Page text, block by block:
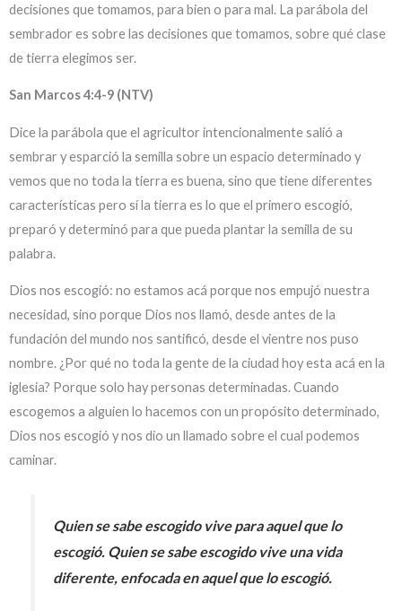
decisiones que tomamos, para bien o para mal. La parábola del
sembrador es sobre las decisiones que tomamos, sobre qué clase
de tierra elegimos ser.
San Marcos 4:4-9 (NTV)
Dice la parábola que el agricultor intencionalmente salió a
sembrar y esparció la semilla sobre un espacio determinado y
vemos que no toda la tierra es buena, sino que tiene diferentes
características pero sí la tierra es lo que el primero escogió,
preparó y determinó para que pueda plantar la semilla de su
palabra.
Dios nos escogió: no estamos acá porque nos empujó nuestra
necesidad, sino porque Dios nos llamó, desde antes de la
fundación del mundo nos santificó, desde el vientre nos puso
nombre. ¿Por qué no toda la gente de la ciudad hoy esta acá en la
iglesia? Porque solo hay personas determinadas. Cuando
escogemos a alguien lo hacemos con un propósito determinado,
Dios nos escogió y nos dio un llamado sobre el cual podemos
caminar.
Quien se sabe escogido vive para aquel que lo
escogió. Quien se sabe escogido vive una vida
diferente, enfocada en aquel que lo escogió.